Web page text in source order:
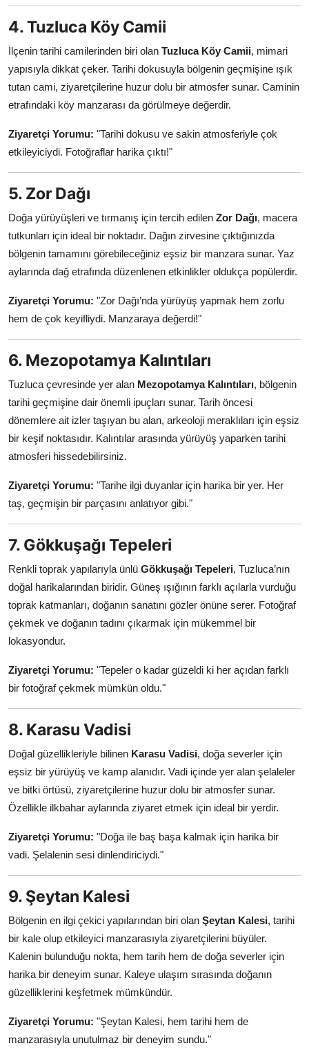
4. Tuzluca Köy Camii
İlçenin tarihi camilerinden biri olan Tuzluca Köy Camii, mimari
yapısıyla dikkat çeker. Tarihi dokusuyla bölgenin geçmişine ışık
tutan cami, ziyaretçilerine huzur dolu bir atmosfer sunar. Caminin
etrafındaki köy manzarası da görülmeye değerdir.
Ziyaretçi Yorumu: "Tarihi dokusu ve sakin atmosferiyle çok
etkileyiciydi. Fotoğraflar harika çıktı!"
5. Zor Dağı
Doğa yürüyüşleri ve tırmanış için tercih edilen Zor Dağı, macera
tutkunları için ideal bir noktadır. Dağın zirvesine çıktığınızda
bölgenin tamamını görebileceğiniz eşsiz bir manzara sunar. Yaz
aylarında dağ etrafında düzenlenen etkinlikler oldukça popülerdir.
Ziyaretçi Yorumu: "Zor Dağı’nda yürüyüş yapmak hem zorlu
hem de çok keyifliydi. Manzaraya değerdi!"
6. Mezopotamya Kalıntıları
Tuzluca çevresinde yer alan Mezopotamya Kalıntıları, bölgenin
tarihi geçmişine dair önemli ipuçları sunar. Tarih öncesi
dönemlere ait izler taşıyan bu alan, arkeoloji meraklıları için eşsiz
bir keşif noktasıdır. Kalıntılar arasında yürüyüş yaparken tarihi
atmosferi hissedebilirsiniz.
Ziyaretçi Yorumu: "Tarihe ilgi duyanlar için harika bir yer. Her
taş, geçmişin bir parçasını anlatıyor gibi."
7. Gökkuşağı Tepeleri
Renkli toprak yapılarıyla ünlü Gökkuşağı Tepeleri, Tuzluca’nın
doğal harikalarından biridir. Güneş ışığının farklı açılarla vurduğu
toprak katmanları, doğanın sanatını gözler önüne serer. Fotoğraf
çekmek ve doğanın tadını çıkarmak için mükemmel bir
lokasyondur.
Ziyaretçi Yorumu: "Tepeler o kadar güzeldi ki her açıdan farklı
bir fotoğraf çekmek mümkün oldu."
8. Karasu Vadisi
Doğal güzellikleriyle bilinen Karasu Vadisi, doğa severler için
eşsiz bir yürüyüş ve kamp alanıdır. Vadi içinde yer alan şelaleler
ve bitki örtüsü, ziyaretçilerine huzur dolu bir atmosfer sunar.
Özellikle ilkbahar aylarında ziyaret etmek için ideal bir yerdir.
Ziyaretçi Yorumu: "Doğa ile baş başa kalmak için harika bir
vadi. Şelalenin sesi dinlendiriciydi."
9. Şeytan Kalesi
Bölgenin en ilgi çekici yapılarından biri olan Şeytan Kalesi, tarihi
bir kale olup etkileyici manzarasıyla ziyaretçilerini büyüler.
Kalenin bulunduğu nokta, hem tarih hem de doğa severler için
harika bir deneyim sunar. Kaleye ulaşım sırasında doğanın
güzelliklerini keşfetmek mümkündür.
Ziyaretçi Yorumu: "Şeytan Kalesi, hem tarihi hem de
manzarasıyla unutulmaz bir deneyim sundu."